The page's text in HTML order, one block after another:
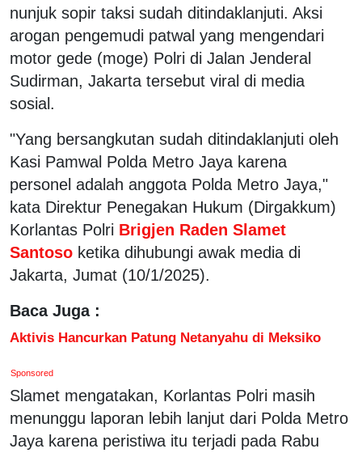
nunjuk sopir taksi sudah ditindaklanjuti. Aksi
arogan pengemudi patwal yang mengendari
motor gede (moge) Polri di Jalan Jenderal
Sudirman, Jakarta tersebut viral di media
sosial.
"Yang bersangkutan sudah ditindaklanjuti oleh
Kasi Pamwal Polda Metro Jaya karena
personel adalah anggota Polda Metro Jaya,"
kata Direktur Penegakan Hukum (Dirgakkum)
Korlantas Polri Brigjen Raden Slamet
Santoso ketika dihubungi awak media di
Jakarta, Jumat (10/1/2025).
Baca Juga :
Aktivis Hancurkan Patung Netanyahu di Meksiko
Sponsored
Slamet mengatakan, Korlantas Polri masih
menunggu laporan lebih lanjut dari Polda Metro
Jaya karena peristiwa itu terjadi pada Rabu